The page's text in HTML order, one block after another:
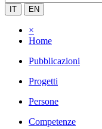
IT EN
×
Home
Pubblicazioni
Progetti
Persone
Competenze